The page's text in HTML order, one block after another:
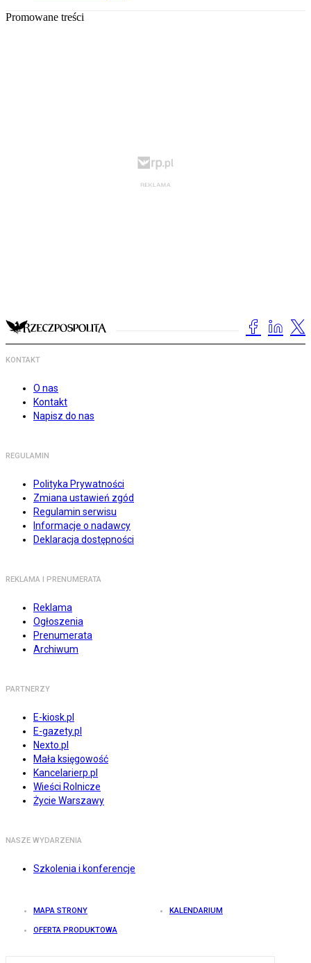
Promowane treści
KONTAKT
O nas
Kontakt
Napisz do nas
REGULAMIN
Polityka Prywatności
Zmiana ustawień zgód
Regulamin serwisu
Informacje o nadawcy
Deklaracja dostępności
REKLAMA I PRENUMERATA
Reklama
Ogłoszenia
Prenumerata
Archiwum
PARTNERZY
E-kiosk.pl
E-gazety.pl
Nexto.pl
Mała księgowość
Kancelarierp.pl
Wieści Rolnicze
Życie Warszawy
NASZE WYDARZENIA
Szkolenia i konferencje
MAPA STRONY KALENDARIUM
OFERTA PRODUKTOWA